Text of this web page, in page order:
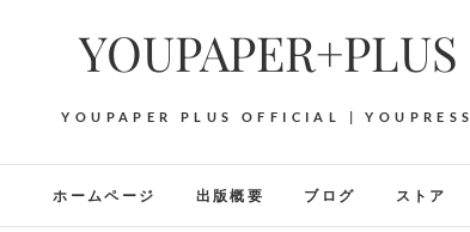
YOUPAPER+PLUS
YOUPAPER PLUS OFFICIAL | YOUPRESS
ホームページ 出版概要 ブログ ストア